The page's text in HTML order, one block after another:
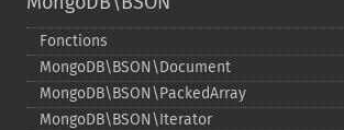
Fonctions
MongoDB\BSON\Document
MongoDB\BSON\PackedArray
MongoDB\BSON\Iterator